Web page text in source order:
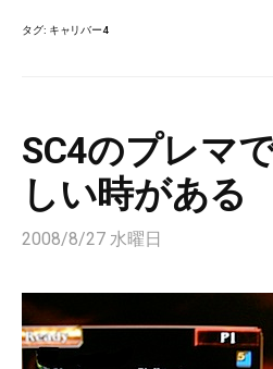
タグ: キャリバー4
SC4のプレマ
しい時がある
2008/8/27 水曜日